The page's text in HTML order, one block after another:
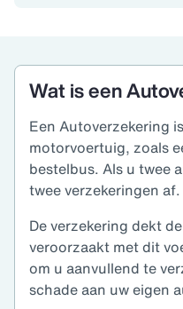
Wat is een
Een Autoverzekering
motorvoertuig, zoals
bestelbus. Als u twee
twee verzekeringen af.
De verzekering dekt
veroorzaakt met dit
om u aanvullend te
schade aan uw eigen